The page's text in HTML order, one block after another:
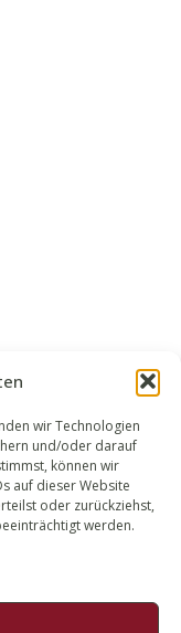
wir Technologien
und/oder darauf
können wir
auf dieser Website
oder zurückziehst,
werden.